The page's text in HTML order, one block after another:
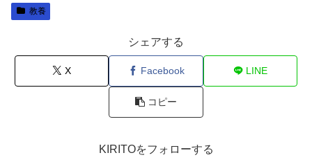
教養
シェアする
X Facebook LINE
コピー
KIRITOをフォローする